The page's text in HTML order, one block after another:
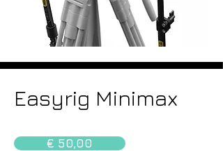
Easyrig Minimax
€ 50,00